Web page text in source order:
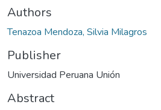
Authors
Tenazoa Mendoza, Silvia Milagros
Publisher
Universidad Peruana Unión
Abstract